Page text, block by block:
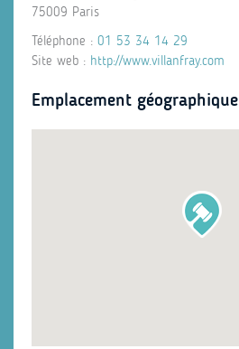
75009 Paris
Téléphone : 01 53 34 14 29
Site web : http://www.villanfray.com
Emplacement géographique